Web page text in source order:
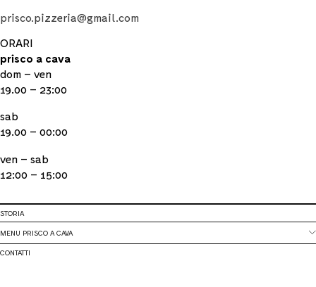
prisco.pizzeria@gmail.com
ORARI
prisco a cava
dom – ven
19.00 – 23:00
sab
19.00 – 00:00
ven – sab
12:00 – 15:00
STORIA
MENU PRISCO A CAVA
CONTATTI